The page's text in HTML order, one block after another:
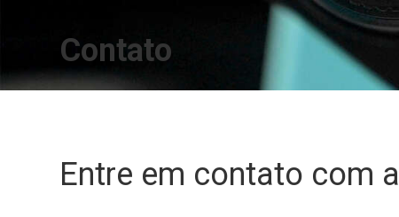
Contato
Entre em contato com a